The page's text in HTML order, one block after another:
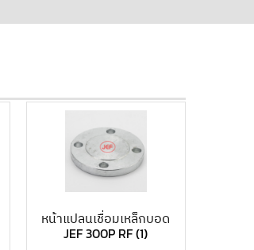
หน้าแปลนเชื่อมเหล็กบอด
JEF 300P RF(1)